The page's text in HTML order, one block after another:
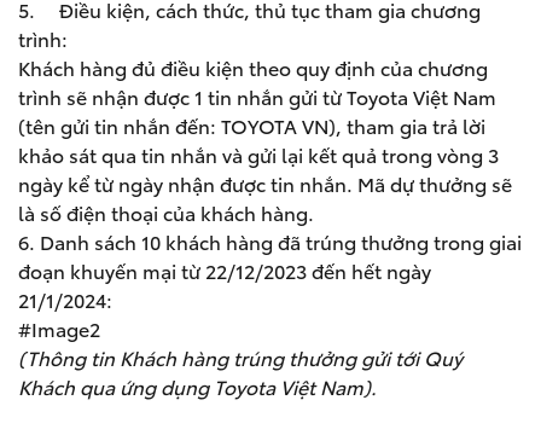
5. Điều kiện, cách thức, thủ tục tham gia chương
trình:
Khách hàng đủ điều kiện theo quy định của chương
trình sẽ nhận được 1 tin nhắn gửi từ Toyota Việt Nam
(tên gửi tin nhắn đến: TOYOTA VN), tham gia trả lời
khảo sát qua tin nhắn và gửi lại kết quả trong vòng 3
ngày kể từ ngày nhận được tin nhắn. Mã dự thưởng sẽ
là số điện thoại của khách hàng.
6. Danh sách 10 khách hàng đã trúng thưởng trong giai
đoạn khuyến mại từ 22/12/2023 đến hết ngày
21/1/2024:
#Image2
(Thông tin Khách hàng trúng thưởng gửi tới Quý
Khách qua ứng dụng Toyota Việt Nam).